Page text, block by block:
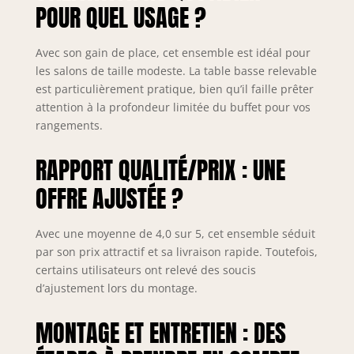
113x40x55 cm -
Table basse
cm - Buffet
100x30x81 cm
POUR QUEL USAGE ?
Avec son gain de place, cet ensemble est idéal pour
les salons de taille modeste. La table basse relevable
est particulièrement pratique, bien qu’il faille prêter
attention à la profondeur limitée du buffet pour vos
rangements.
RAPPORT QUALITÉ/PRIX : UNE
OFFRE AJUSTÉE ?
Avec une moyenne de 4,0 sur 5, cet ensemble séduit
par son prix attractif et sa livraison rapide. Toutefois,
certains utilisateurs ont relevé des soucis
d’ajustement lors du montage.
MONTAGE ET ENTRETIEN : DES